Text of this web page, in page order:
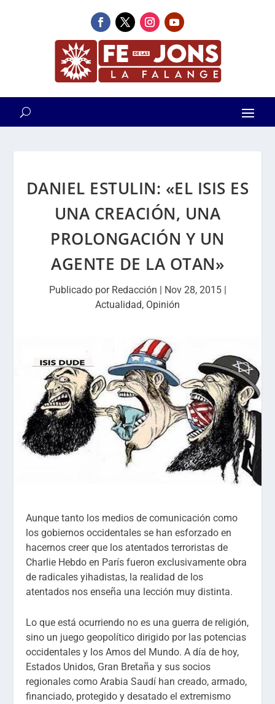
DANIEL ESTULIN: «EL ISIS ES
UNA CREACIÓN, UNA
PROLONGACIÓN Y UN
AGENTE DE LA OTAN»
Publicado por Redacción | Nov 28, 2015|
Actualidad, Opinión
Aunque tanto los medios de comunicación como
los gobiernos occidentales se han esforzado en
hacernos creer que los atentados terroristas de
Charlie Hebdo en París fueron exclusivamente obra
de radicales yihadistas, la realidad de los
atentados nos enseña una lección muy distinta.
Lo que está ocurriendo no es una guerra de religión,
sino un juego geopolítico dirigido por las potencias
occidentales y los Amos del Mundo. A día de hoy,
Estados Unidos, Gran Bretaña y sus socios
regionales como Arabia Saudí han creado, armado,
financiado, protegido y desatado el extremismo